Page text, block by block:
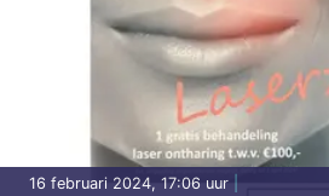
16 februari 2024, 17:06 uur